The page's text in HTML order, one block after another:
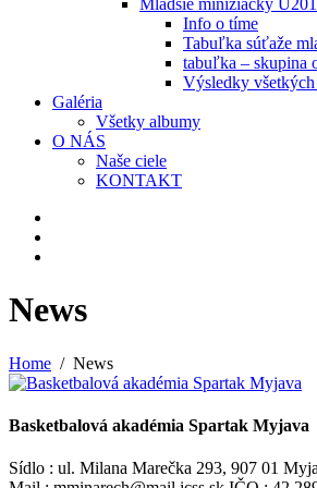
Info o tíme
Tabuľka súťaže
tabuľka – skupina
Výsledky všetkých
Galéria
Všetky albumy
O NÁS
Naše ciele
KONTAKT
News
Home News
Basketbalová akadémia Spartak Myjava
Sídlo : ul. Milana Marečka 293, 907 01